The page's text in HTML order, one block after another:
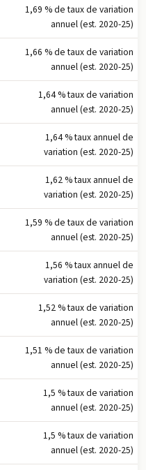
1,69 % de taux de variation
annuel (est. 2020-25)
1,66 % de taux de variation
annuel (est. 2020-25)
1,64 % taux de variation
annuel (est. 2020-25)
1,64 % taux annuel de
variation (est. 2020-25)
1,62 % taux annuel de
variation (est. 2020-25)
1,59 % de taux de variation
annuel (est. 2020-25)
1,56 % taux annuel de
variation (est. 2020-25)
1,52 % taux de variation
annuel (est. 2020-25)
1,51 % de taux de variation
annuel (est. 2020-25)
1,5 % taux de variation
annuel (est. 2020-25)
1,5 % taux de variation
annuel (est. 2020-25)